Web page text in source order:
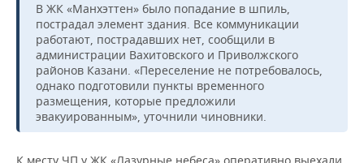
В ЖК «Манхэттен» было попадание в шпиль,
пострадал элемент здания. Все коммуникации
работают, пострадавших нет, сообщили в
администрации Вахитовского и Приволжского
районов Казани. «Переселение не потребовалось,
однако подготовили пункты временного
размещения, которые предложили
эвакуированным», уточнили чиновники.